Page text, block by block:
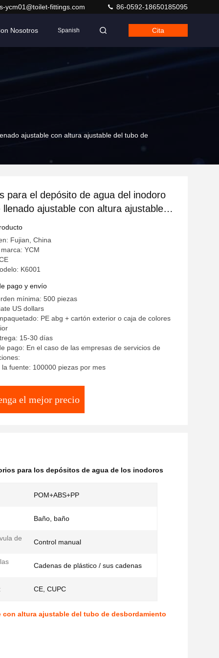
ycm01@toilet-fittings.com 86-0592-18650185095
Nosotros Spanish Cita
ajustable con altura ajustable del tubo de
para el depósito de agua del inodoro
llenado ajustable con altura ajustable
desbordamiento
Fujian, China
YCM
K6001
pago y envío
mínima: 500 piezas
US dollars
PE abg + cartón exterior o caja de colores
15-30 días
pago: En el caso de las empresas de servicios de
fuente: 100000 piezas por mes
el mejor precio
para los depósitos de agua de los inodoros
POM+ABS+PP
Baño, baño
de Control manual
Cadenas de plástico / sus cadenas
CE, CUPC
altura ajustable del tubo de desbordamiento